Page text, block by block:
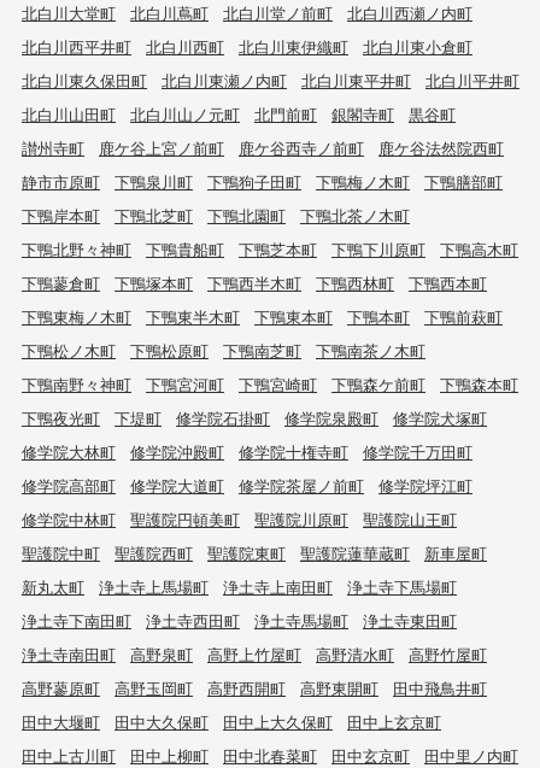
北白川大堂町
北白川蔦町 北白川堂ノ前町
北白川西瀬ノ内町
北白川西平井町
北白川西町 北白川東伊織町
北白川東小倉町
北白川東久保田町
北白川東瀬ノ内町 北白川東平井町
北白川平井町
北白川山田町
北白川山ノ元町 北門前町 銀閣寺町
黒谷町
讃州寺町
鹿ケ谷上宮ノ前町 鹿ケ谷西寺ノ前町
鹿ケ谷法然院西町
静市市原町
下鴨泉川町 下鴨狗子田町 下鴨梅ノ木町
下鴨膳部町
下鴨岸本町
下鴨北芝町 下鴨北園町
下鴨北茶ノ木町
下鴨北野々神町
下鴨貴船町 下鴨芝本町 下鴨下川原町
下鴨高木町
下鴨蓼倉町
下鴨塚本町 下鴨西半木町 下鴨西林町
下鴨西本町
下鴨東梅ノ木町
下鴨東半木町 下鴨東本町 下鴨本町
下鴨前萩町
下鴨松ノ木町
下鴨松原町 下鴨南芝町
下鴨南茶ノ木町
下鴨南野々神町
下鴨宮河町 下鴨宮崎町 下鴨森ケ前町
下鴨森本町
下鴨夜光町
下堤町 修学院石掛町 修学院泉殿町
修学院犬塚町
修学院大林町
修学院沖殿町 修学院十権寺町
修学院千万田町
修学院高部町
修学院大道町 修学院茶屋ノ前町
修学院坪江町
修学院中林町
聖護院円頓美町 聖護院川原町
聖護院山王町
聖護院中町
聖護院西町 聖護院東町 聖護院蓮華蔵町
新車屋町
新丸太町
浄土寺上馬場町 浄土寺上南田町
浄土寺下馬場町
浄土寺下南田町
浄土寺西田町 浄土寺馬場町
浄土寺東田町
浄土寺南田町
高野泉町 高野上竹屋町 高野清水町
高野竹屋町
高野蓼原町
高野玉岡町 高野西開町 高野東開町
田中飛鳥井町
田中大堰町
田中大久保町 田中上大久保町
田中上玄京町
田中上古川町
田中上柳町 田中北春菜町 田中玄京町
田中里ノ内町